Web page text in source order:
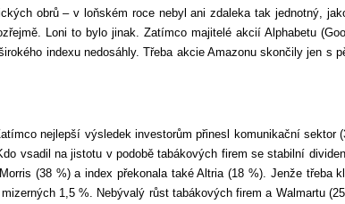
obrů – v loňském roce nebyl ani zdaleka tak jednotný,
Loni to bylo jinak. Zatímco majitelé akcií Alphabetu
indexu nedosáhly. Třeba akcie Amazonu skončily jen s
nejlepší výsledek investorům přinesl komunikační sektor
vsadil na jistotu v podobě tabákových firem se stabilní
(38 %) a index překonala také Altria (18 %). Jenže třeba
1,5 %. Nebývalý růst tabákových firem a Walmartu